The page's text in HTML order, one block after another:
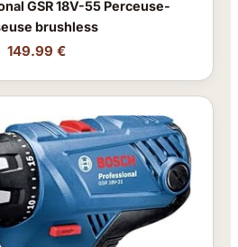
GSR 18V-55 Perceuse-
brushless
149.99 €